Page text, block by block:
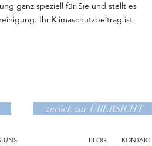
ganz speziell für Sie und stellt es
Ihr Klimaschutzbeitrag ist
zurück zur ÜBERSICHT
UNS BLOG KONTAKT